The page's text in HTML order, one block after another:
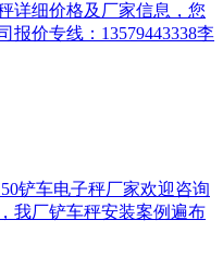
详细价格及厂家信息，您
报价专线：13579443338李
铲车电子秤厂家欢迎咨询
我厂铲车秤安装案例遍布